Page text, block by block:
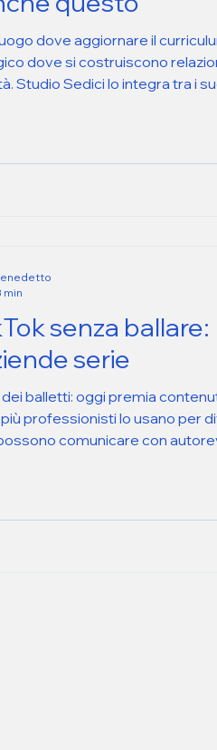
dove aggiornare il
dove si costruiscono
Studio Sedici lo integra tra i
senza ballare:
serie
balletti: oggi premia
professionisti lo usano per
comunicare con
min